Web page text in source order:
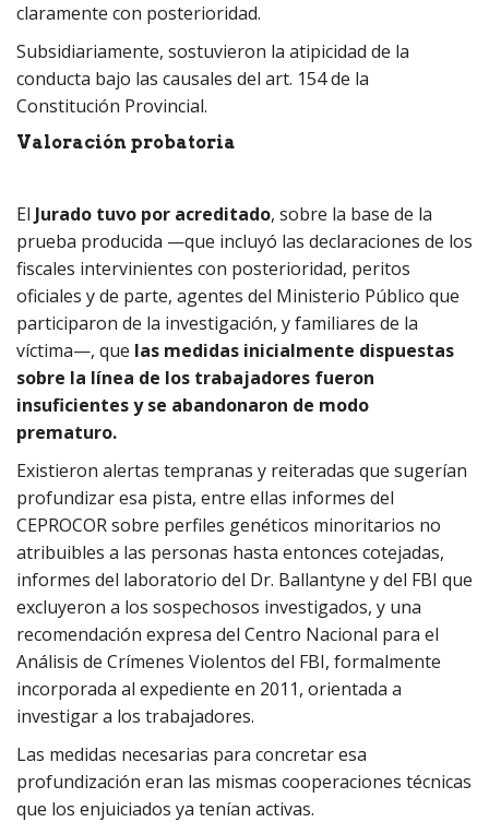
claramente con posterioridad.
Subsidiariamente, sostuvieron la atipicidad de la
conducta bajo las causales del art. 154 de la
Constitución Provincial.
Valoración probatoria
El Jurado tuvo por acreditado, sobre la base de la
prueba producida —que incluyó las declaraciones de los
fiscales intervinientes con posterioridad, peritos
oficiales y de parte, agentes del Ministerio Público que
participaron de la investigación, y familiares de la
víctima—, que las medidas inicialmente dispuestas
sobre la línea de los trabajadores fueron
insuficientes y se abandonaron de modo
prematuro.
Existieron alertas tempranas y reiteradas que sugerían
profundizar esa pista, entre ellas informes del
CEPROCOR sobre perfiles genéticos minoritarios no
atribuibles a las personas hasta entonces cotejadas,
informes del laboratorio del Dr. Ballantyne y del FBI que
excluyeron a los sospechosos investigados, y una
recomendación expresa del Centro Nacional para el
Análisis de Crímenes Violentos del FBI, formalmente
incorporada al expediente en 2011, orientada a
investigar a los trabajadores.
Las medidas necesarias para concretar esa
profundización eran las mismas cooperaciones técnicas
que los enjuiciados ya tenían activas.